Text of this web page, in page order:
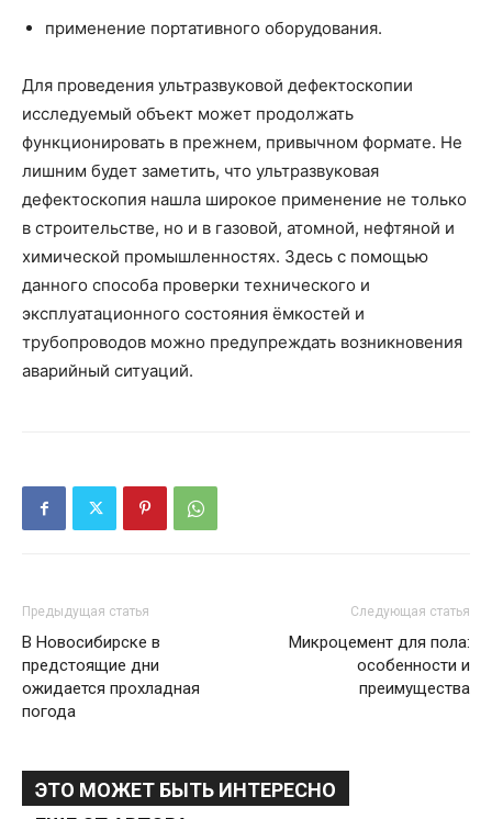
применение портативного оборудования.
Для проведения ультразвуковой дефектоскопии
исследуемый объект может продолжать
функционировать в прежнем, привычном формате. Не
лишним будет заметить, что ультразвуковая
дефектоскопия нашла широкое применение не только
в строительстве, но и в газовой, атомной, нефтяной и
химической промышленностях. Здесь с помощью
данного способа проверки технического и
эксплуатационного состояния ёмкостей и
трубопроводов можно предупреждать возникновения
аварийный ситуаций.
Предыдущая статья
В Новосибирске в
предстоящие дни
ожидается прохладная
погода
Следующая статья
Микроцемент для пола:
особенности и
преимущества
ЭТО МОЖЕТ БЫТЬ ИНТЕРЕСНО